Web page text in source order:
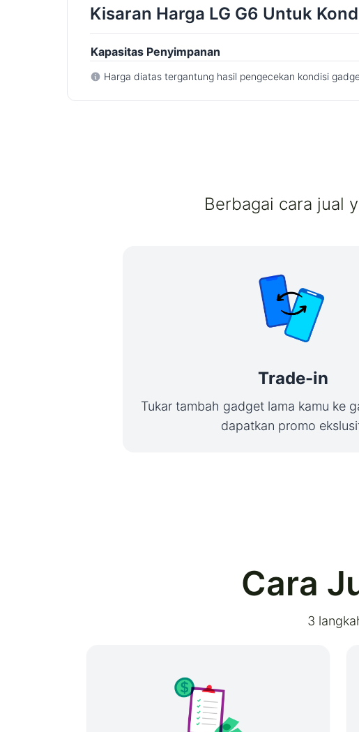
Kisaran Harga LG G6 Untuk
Kapasitas Penyimpanan
Harga diatas tergantung hasil pengecekan kondisi
Berbagai cara jual
Trade-in
Tukar tambah gadget lama kamu ke
dapatkan promo
Cara
3